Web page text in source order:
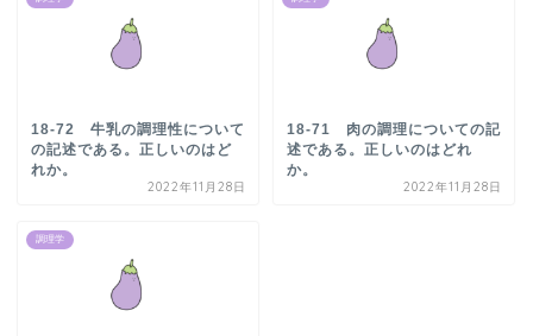
18-72 牛乳の調理性について
の記述である。正しいのはど
れか。
2022年11月28日
18-71 肉の調理についての記
述である。正しいのはどれ
か。
2022年11月28日
調理学